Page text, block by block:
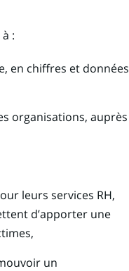
:
en chiffres et données
organisations, auprès
leurs services RH,
d’apporter une
un